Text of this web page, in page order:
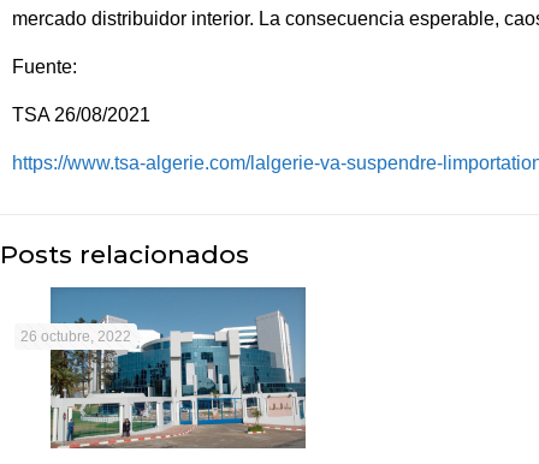
mercado distribuidor interior. La consecuencia esperable,
Fuente:
TSA 26/08/2021
https://www.tsa-algerie.com/lalgerie-va-suspendre-
Posts relacionados
26 octubre, 2022